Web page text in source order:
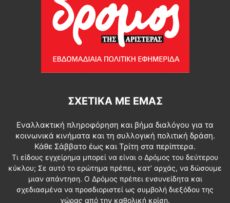
ΣΧΕΤΙΚΆ ΜΕ ΕΜΆΣ
Εναλλακτική πληροφόρηση και βήμα διαλόγου για τα
κοινωνικά κινήματα και τη συλλογική πολιτική δράση.
Κάθε Σάββατο έως και Τρίτη στα περίπτερα.
Τι είδους εγχείρημα μπορεί να είναι ο Δρόμος του δεύτερου
κύκλου; Σε αυτό το ερώτημα πρέπει, κατ’ αρχάς, να δώσουμε
μιαν απάντηση. Ο Δρόμος πρέπει ενσυνείδητα και
σχεδιασμένα να προσδιοριστεί ως συμβολή διεξόδου της
χώρας από την καθολική κρίση.